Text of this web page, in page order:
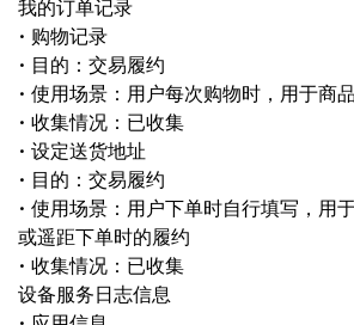
我的订单记录
• 购物记录
• 目的：交易履约
• 使用场景：用户每次购物时，用于商
• 收集情况：已收集
• 设定送货地址
• 目的：交易履约
• 使用场景：用户下单时自行填写，用
或遥距下单时的履约
• 收集情况：已收集
设备服务日志信息